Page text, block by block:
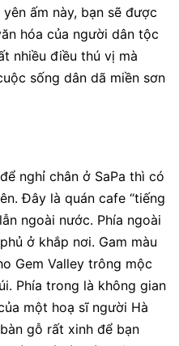
ấm này, bạn sẽ được
hóa của người dân tộc
nhiều điều thú vị mà
sống dân dã miền sơn
nghỉ chân ở SaPa thì có
Đây là quán cafe “tiếng
ngoài nước. Phía ngoài
ở khắp nơi. Gam màu
Gem Valley trông mộc
Phía trong là không gian
một hoạ sĩ người Hà
gỗ rất xinh để bạn